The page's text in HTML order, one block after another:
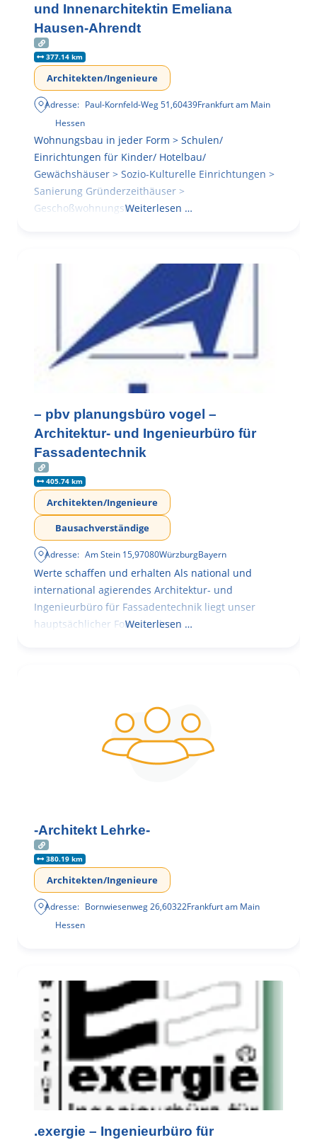
und Innenarchitektin Emeliana
Hausen-Ahrendt
377.14 km
Architekten/Ingenieure
Adresse: Paul-Kornfeld-Weg 51,60439Frankfurt am Main
Hessen
Wohnungsbau in jeder Form > Schulen/
Einrichtungen für Kinder/ Hotelbau/
Gewächshäuser > Sozio-Kulturelle Einrichtungen >
Sanierung Gründerzeithäuser >
GeschoßwohnungsbauWeiterlesen …
– pbv planungsbüro vogel –
Architektur- und Ingenieurbüro für
Fassadentechnik
405.74 km
Architekten/Ingenieure
Bausachverständige
Adresse: Am Stein 15,97080WürzburgBayern
Werte schaffen und erhalten Als national und
international agierendes Architektur- und
Ingenieurbüro für Fassadentechnik liegt unser
hauptsächlicher Fokus in der
Weiterlesen …
-Architekt Lehrke-
380.19 km
Architekten/Ingenieure
Adresse: Bornwiesenweg 26,60322Frankfurt am Main
Hessen
.exergie – Ingenieurbüro für